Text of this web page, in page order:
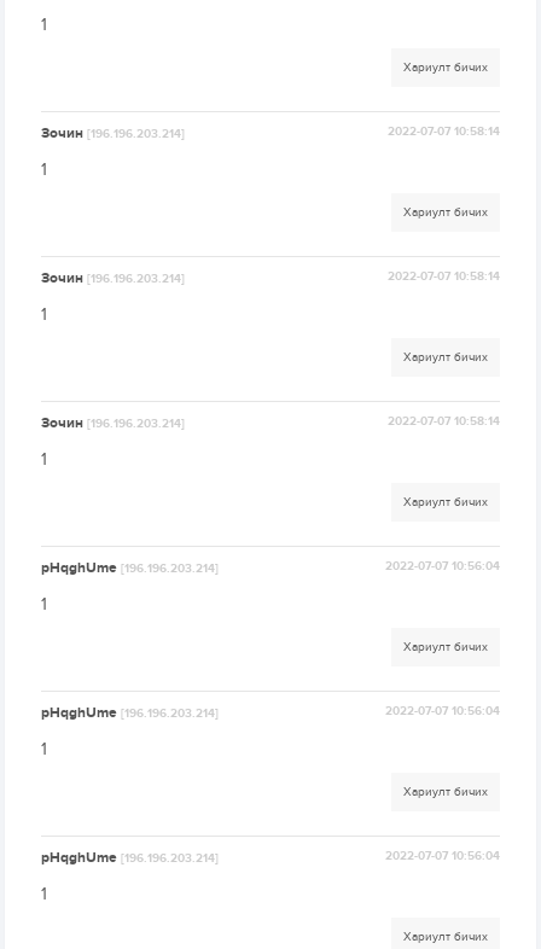
1
Хариулт бичих
Зочин[196.196.203.214] 2022-07-07 10:58:14
1
Хариулт бичих
Зочин[196.196.203.214] 2022-07-07 10:58:14
1
Хариулт бичих
Зочин[196.196.203.214] 2022-07-07 10:58:14
1
Хариулт бичих
pHqghUme[196.196.203.214] 2022-07-07 10:56:04
1
Хариулт бичих
pHqghUme[196.196.203.214] 2022-07-07 10:56:04
1
Хариулт бичих
pHqghUme[196.196.203.214] 2022-07-07 10:56:04
1
Хариулт бичих